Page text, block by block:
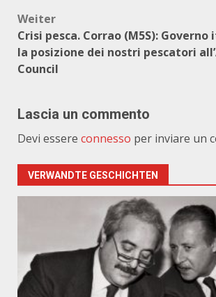
Weiter
Crisi pesca. Corrao (M5S):
la posizione dei nostri pescatori
Council
Lascia un commento
Devi essere connesso per inviare un
VERWANDTE GESCHICHTEN